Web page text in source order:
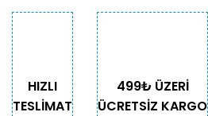
HIZLI
TESLİMAT
499₺ ÜZERİ
ÜCRETSİZ KARGO